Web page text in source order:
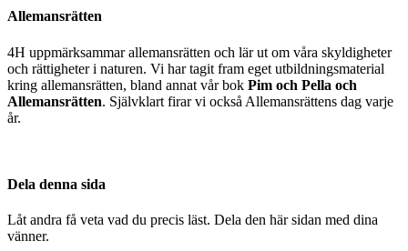
Allemansrätten
4H uppmärksammar allemansrätten och lär ut om våra skyldigheter
och rättigheter i naturen. Vi har tagit fram eget utbildningsmaterial
kring allemansrätten, bland annat vår bok Pim och Pella och
Allemansrätten. Självklart firar vi också Allemansrättens dag varje
år.
Dela denna sida
Låt andra få veta vad du precis läst. Dela den här sidan med dina
vänner.